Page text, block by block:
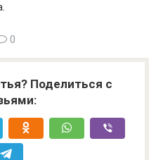
0
Поделиться с